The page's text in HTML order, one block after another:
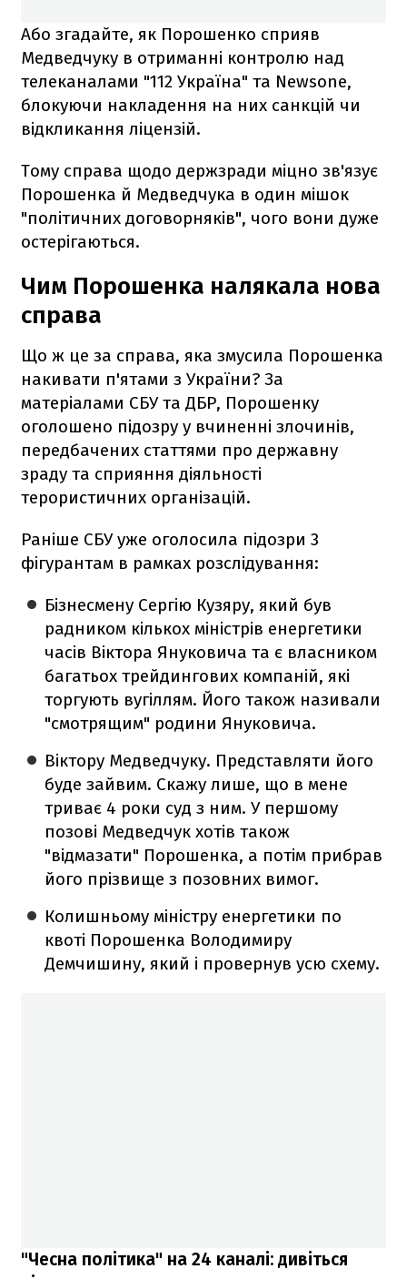
Або згадайте, як Порошенко сприяв
Медведчуку в отриманні контролю над
телеканалами "112 Україна" та Newsone,
блокуючи накладення на них санкцій чи
відкликання ліцензій.
Тому справа щодо держзради міцно зв'язує
Порошенка й Медведчука в один мішок
"політичних договорняків", чого вони дуже
остерігаються.
Чим Порошенка налякала нова
справа
Що ж це за справа, яка змусила Порошенка
накивати п'ятами з України? За
матеріалами СБУ та ДБР, Порошенку
оголошено підозру у вчиненні злочинів,
передбачених статтями про державну
зраду та сприяння діяльності
терористичних організацій.
Раніше СБУ уже оголосила підозри 3
фігурантам в рамках розслідування:
Бізнесмену Сергію Кузяру, який був
радником кількох міністрів енергетики
часів Віктора Януковича та є власником
багатьох трейдингових компаній, які
торгують вугіллям. Його також називали
"смотрящим" родини Януковича.
Віктору Медведчуку. Представляти його
буде зайвим. Скажу лише, що в мене
триває 4 роки суд з ним. У першому
позові Медведчук хотів також
"відмазати" Порошенка, а потім прибрав
його прізвище з позовних вимог.
Колишньому міністру енергетики по
квоті Порошенка Володимиру
Демчишину, який і провернув усю схему.
"Чесна політика" на 24 каналі: дивіться